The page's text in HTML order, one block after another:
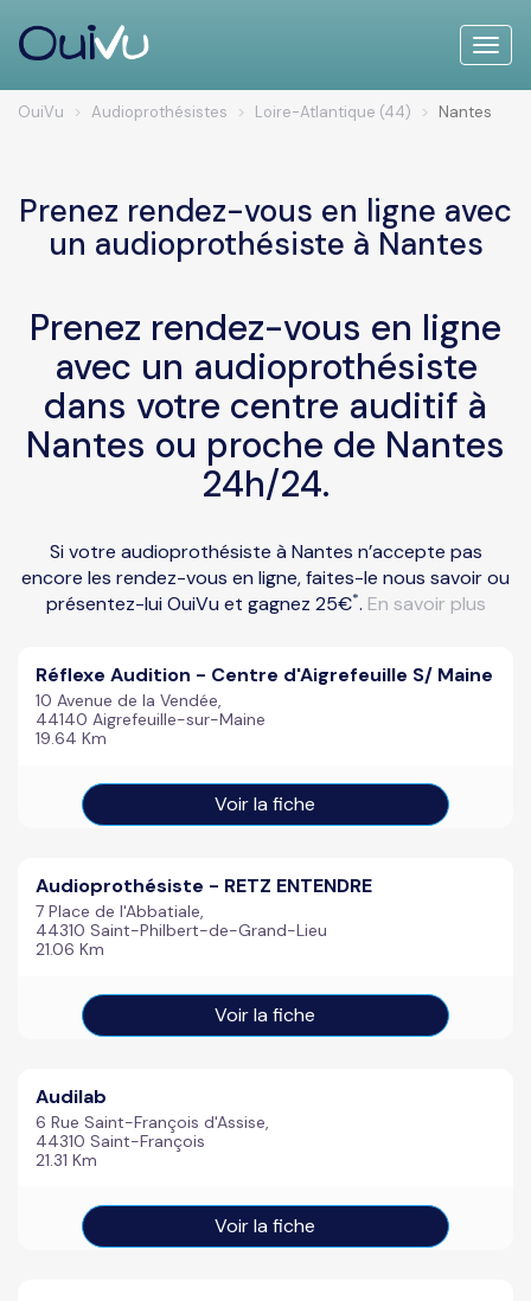
Toggle
OuiVu Audioprothésistes Loire-Atlantique (44) Nantes
Prenez rendez-vous en ligne avec
un audioprothésiste à Nantes
Prenez rendez-vous en ligne
avec un audioprothésiste
dans votre centre auditif à
Nantes ou proche de Nantes
24h/24.
Si votre audioprothésiste à Nantes n’accepte pas
encore les rendez-vous en ligne, faites-le nous savoir ou
présentez-lui OuiVu et gagnez 25€*. En savoir plus
Réflexe Audition - Centre d'Aigrefeuille S/ Maine
10 Avenue de la Vendée,
44140 Aigrefeuille-sur-Maine
19.64 Km
Voir la fiche
Audioprothésiste - RETZ ENTENDRE
7 Place de l'Abbatiale,
44310 Saint-Philbert-de-Grand-Lieu
21.06 Km
Voir la fiche
Audilab
6 Rue Saint-François d'Assise,
44310 Saint-François
21.31 Km
Voir la fiche